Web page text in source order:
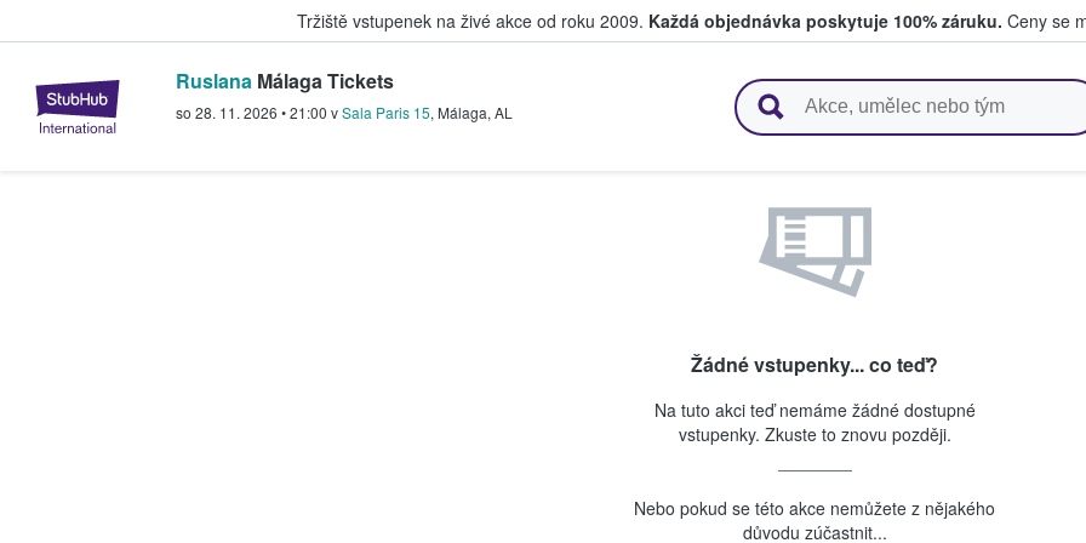
Tržiště vstupenek na živé akce od roku 2009. Každá objednávka poskytuje 100% záruku. Ceny se
StubHub – Místo, kde fanoušci kupují a prodávají vstupenky
Ruslana Málaga Tickets
so 28. 11. 2026 •21:00 vSala Paris 15, Málaga, AL
Žádné vstupenky... co teď?
Na tuto akci teď nemáme žádné dostupné
vstupenky. Zkuste to znovu později.
Nebo pokud se této akce nemůžete z nějakého
důvodu zúčastnit...